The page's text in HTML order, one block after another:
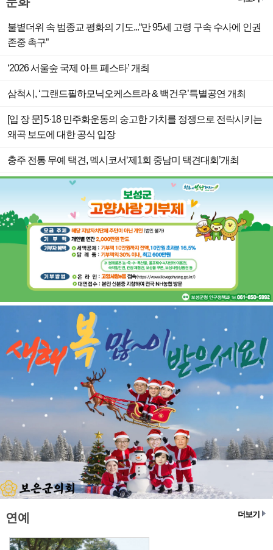
불볕더위 속 범종교 평화의 기도...“만 95세 고령 구속 수사에 인권
존중 촉구”
‘2026 서울숲 국제 아트 페스타’ 개최
삼척시, ‘그랜드필하모닉오케스트라 & 백건우’특별공연 개최
[입 장 문] 5·18 민주화운동의 숭고한 가치를 정쟁으로 전락시키는
왜곡 보도에 대한 공식 입장
충주 전통 무예 택견, 멕시코서‘제1회 중남미 택견대회’개최
연예 더보기